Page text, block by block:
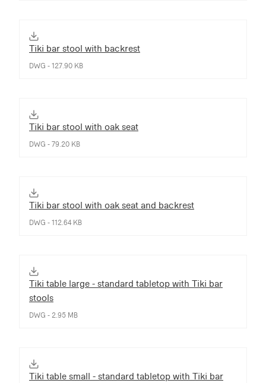
Tiki bar stool with backrest
DWG - 127.90 KB
Tiki bar stool with oak seat
DWG - 79.20 KB
Tiki bar stool with oak seat and backrest
DWG - 112.64 KB
Tiki table large - standard tabletop with Tiki bar
stools
DWG - 2.95 MB
Tiki table small - standard tabletop with Tiki bar